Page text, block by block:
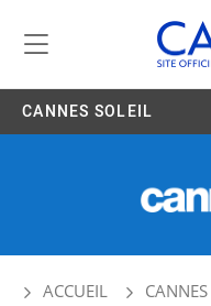
CANNES SOLEIL
ACCUEIL